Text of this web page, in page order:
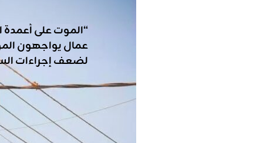
“الموت على أعمدة
عمال يواجهون
لضعف إجراءات